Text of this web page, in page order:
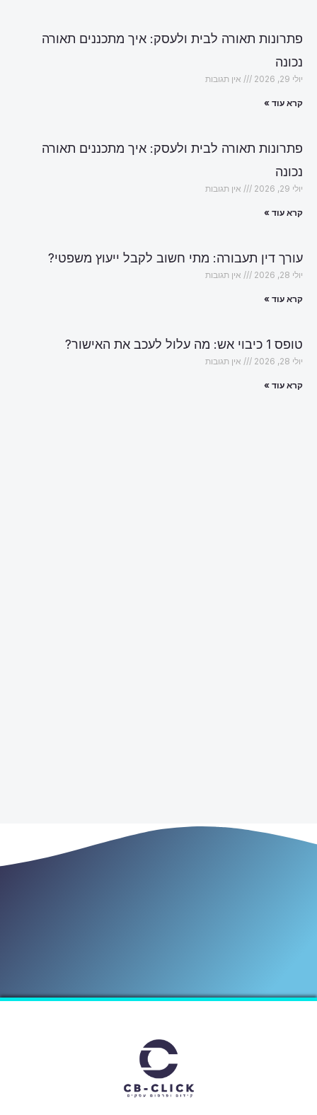
פתרונות תאורה לבית ולעסק: איך מתכננים תאורה
נכונה
יולי 29, 2026 אין תגובות
קרא עוד »
פתרונות תאורה לבית ולעסק: איך מתכננים תאורה
נכונה
יולי 29, 2026 אין תגובות
קרא עוד »
עורך דין תעבורה: מתי חשוב לקבל ייעוץ משפטי?
יולי 28, 2026 אין תגובות
קרא עוד »
טופס 1 כיבוי אש: מה עלול לעכב את האישור?
יולי 28, 2026 אין תגובות
קרא עוד »